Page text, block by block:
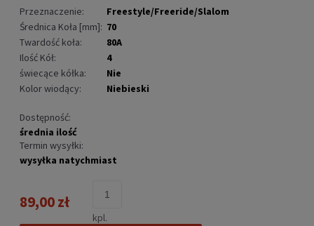
Przeznaczenie:
Freestyle/Freeride/Slalom
Średnica Koła [mm]: 70
Twardość koła:
80A
Ilość Kół:
4
świecące kółka:
Nie
Kolor wiodący:
Niebieski
Dostępność:
średnia ilość
Termin wysyłki:
wysyłka natychmiast
89,00 zł
kpl.